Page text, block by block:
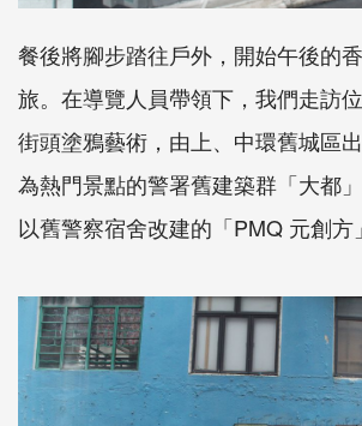
餐後將腳步踏往戶外，開始午後的
旅。在導覽人員帶領下，我們走訪
街頭塗鴉藝術，由上、中環舊城區
為熱門景點的警署舊建築群「大都
以舊警察宿舍改建的「PMQ 元創方